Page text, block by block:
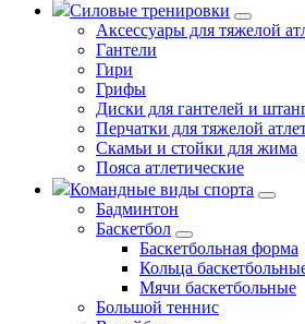
Силовые тренировки
Аксессуары для тяжелой
Гантели
Гири
Грифы
Диски для гантелей и
Перчатки для тяжелой
Скамьи и стойки для жима
Пояса атлетические
Командные виды спорта
Бадминтон
Баскетбол
Баскетбольная форма
Кольца
Мячи баскетбольные
Большой теннис